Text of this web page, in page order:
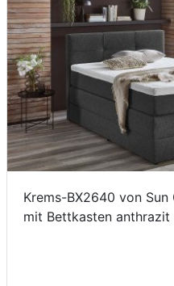
Krems-BX2640 von
mit Bettkasten anthrazit